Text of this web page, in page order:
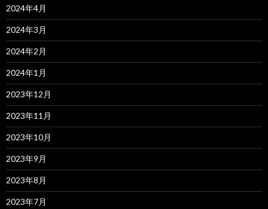
2024年4月
2024年3月
2024年2月
2024年1月
2023年12月
2023年11月
2023年10月
2023年9月
2023年8月
2023年7月